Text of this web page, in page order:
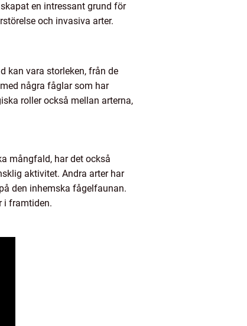
en intressant grund för
och invasiva arter.
kan vara storleken, från de
några fåglar som har
roller också mellan arterna,
mångfald, har det också
aktivitet. Andra arter har
den inhemska fågelfaunan.
i framtiden.